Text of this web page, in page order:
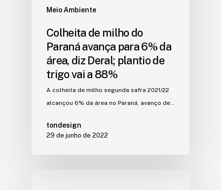
Meio Ambiente
Colheita de milho do
Paraná avança para 6% da
área, diz Deral; plantio de
trigo vai a 88%
A colheita de milho segunda safra 2021/22
alcançou 6% da área no Paraná, avanço de…
tondesign
29 de junho de 2022